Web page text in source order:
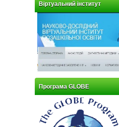
Віртуальний інститут
Програма GLOBE